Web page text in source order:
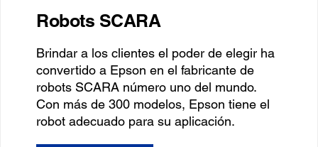
Robots SCARA
Brindar a los clientes el poder de elegir ha
convertido a Epson en el fabricante de
robots SCARA número uno del mundo.
Con más de 300 modelos, Epson tiene el
robot adecuado para su aplicación.